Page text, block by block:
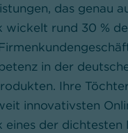
das genau
wickelt rund 30 %
in der
Ihre
innovativsten
der dichtesten